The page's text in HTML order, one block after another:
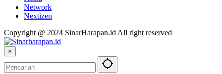
Network
Nextizen
Copyright @ 2024 SinarHarapan.id All right reserved
×